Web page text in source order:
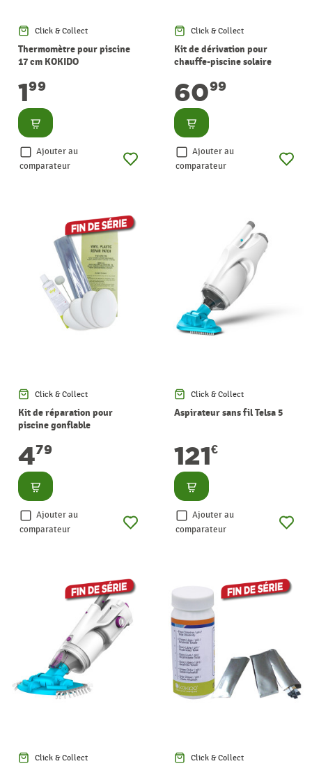
Click & Collect
Thermomètre pour piscine
17 cm KOKIDO
199
Consulter
Ajouter au
comparateur
Click & Collect
Kit de dérivation pour
chauffe-piscine solaire
6099
Consulter
Ajouter au
comparateur
Click & Collect
Kit de réparation pour
piscine gonflable
479
Consulter
Ajouter au
comparateur
Click & Collect
Aspirateur sans fil Telsa 5
121€
Consulter
Ajouter au
comparateur
Click & Collect Click & Collect